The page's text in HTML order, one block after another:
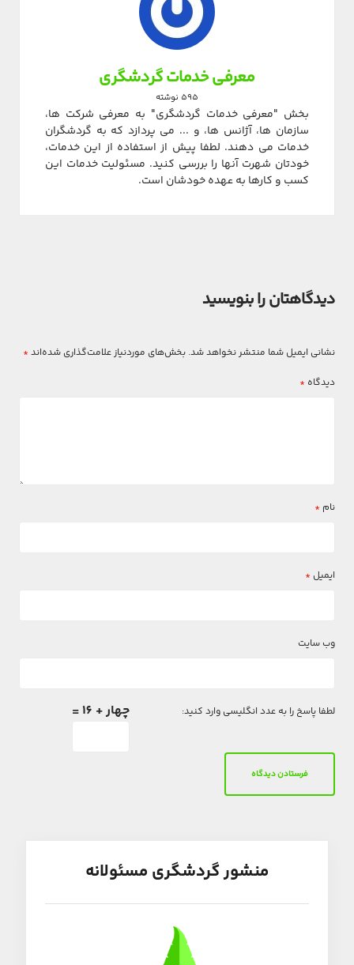
معرفی خدمات گردشگری
595 نوشته
بخش "معرفی خدمات گردشگری" به معرفی شرکت ها،
سازمان ها، آژانس ها، و ... می پردازد که به گردشگران
خدمات می دهند. لطفا پیش از استفاده از این خدمات،
خودتان شهرت آنها را بررسی کنید. مسئولیت خدمات این
کسب و کارها به عهده خودشان است.
دیدگاهتان را بنویسید
نشانی ایمیل شما منتشر نخواهد شد. بخش‌های موردنیاز علامت‌گذاری شده‌اند *
دیدگاه *
نام *
ایمیل *
وب‌ سایت
لطفا پاسخ را به عدد انگلیسی وارد کنید: چهار + 16 =
منشور گردشگری مسئولانه